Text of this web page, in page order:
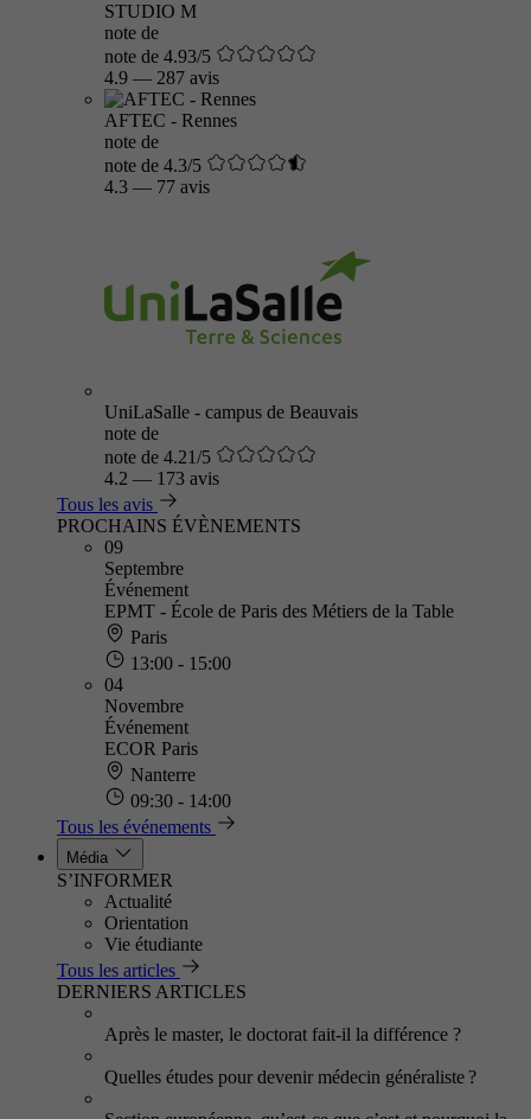
STUDIO M
note de
note de 4.93/5
4.9 — 287 avis
AFTEC - Rennes
note de
note de 4.3/5
4.3 — 77 avis
UniLaSalle - campus de Beauvais
note de
note de 4.21/5
4.2 — 173 avis
Tous les avis
PROCHAINS ÉVÈNEMENTS
09
Septembre
Événement
EPMT - École de Paris des Métiers de la Table
Paris
13:00 - 15:00
04
Novembre
Événement
ECOR Paris
Nanterre
09:30 - 14:00
Tous les événements
Média
S’INFORMER
Actualité
Orientation
Vie étudiante
Tous les articles
DERNIERS ARTICLES
Après le master, le doctorat fait-il la différence ?
Quelles études pour devenir médecin généraliste ?